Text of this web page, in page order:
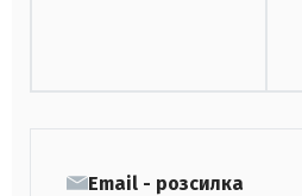
Email - розсилка